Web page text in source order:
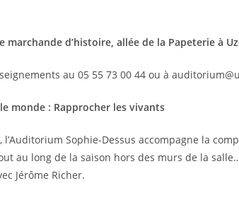
marchande d’histoire, allée de la Papeterie à
au 05 55 73 00 44 ou à
monde : Rapprocher les vivants
l’Auditorium Sophie-Dessus accompagne la
au long de la saison hors des murs de la
Jérôme Richer.